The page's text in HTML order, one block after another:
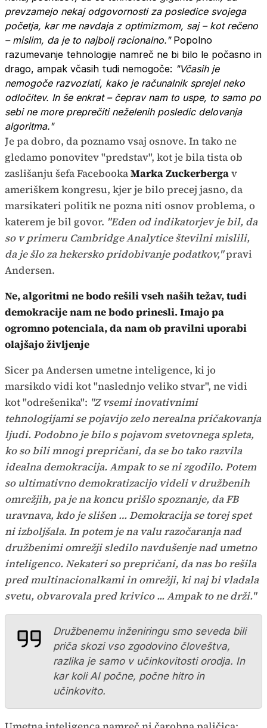
prevzamejo nekaj odgovornosti za posledice svojega
početja, kar me navdaja z optimizmom, saj – kot rečeno
– mislim, da je to najbolj racionalno."Popolno
razumevanje tehnologije namreč ne bi bilo le počasno in
drago, ampak včasih tudi nemogoče: "Včasih je
nemogoče razvozlati, kako je računalnik sprejel neko
odločitev. In še enkrat – čeprav nam to uspe, to samo po
sebi ne more preprečiti neželenih posledic delovanja
algoritma."
Je pa dobro, da poznamo vsaj osnove. In tako ne
gledamo ponovitev "predstav", kot je bila tista ob
zaslišanju šefa FacebookaMarka Zuckerbergav
ameriškem kongresu, kjer je bilo precej jasno, da
marsikateri politik ne pozna niti osnov problema, o
katerem je bil govor. "Eden od indikatorjev je bil, da
so v primeru Cambridge Analytice številni mislili,
da je šlo za hekersko pridobivanje podatkov,"pravi
Andersen.
Ne, algoritmi ne bodo rešili vseh naših težav, tudi
demokracije nam ne bodo prinesli. Imajo pa
ogromno potenciala, da nam ob pravilni uporabi
olajšajo življenje
Sicer pa Andersen umetne inteligence, ki jo
marsikdo vidi kot "naslednjo veliko stvar", ne vidi
kot "odrešenika": "Z vsemi inovativnimi
tehnologijami se pojavijo zelo nerealna pričakovanja
ljudi. Podobno je bilo s pojavom svetovnega spleta,
ko so bili mnogi prepričani, da se bo tako razvila
idealna demokracija. Ampak to se ni zgodilo. Potem
so ultimativno demokratizacijo videli v družbenih
omrežjih, pa je na koncu prišlo spoznanje, da FB
uravnava, kdo je slišen … Demokracija se torej spet
ni izboljšala. In potem je na valu razočaranja nad
družbenimi omrežji sledilo navdušenje nad umetno
inteligenco. Nekateri so prepričani, da nas bo rešila
pred multinacionalkami in omrežji, ki naj bi vladala
svetu, obvarovala pred krivico ... Ampak to ne drži."
Družbenemu inženiringu smo seveda bili
priča skozi vso zgodovino človeštva,
razlika je samo v učinkovitosti orodja. In
kar koli AI počne, počne hitro in
učinkovito.